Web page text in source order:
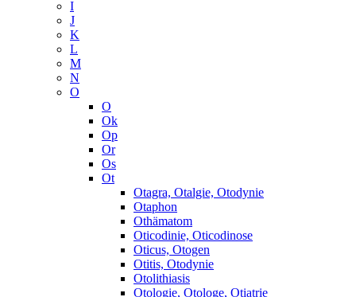
I
J
K
L
M
N
O
O
Ok
Op
Or
Os
Ot
Otagra, Otalgie, Otodynie
Otaphon
Othämatom
Oticodinie, Oticodinose
Oticus, Otogen
Otitis, Otodynie
Otolithiasis
Otologie, Otologe, Otiatrie